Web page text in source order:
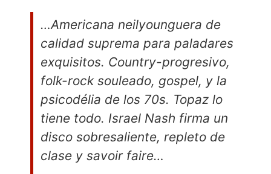
…Americana neilyounguera de
calidad suprema para paladares
exquisitos. Country-progresivo,
folk-rock souleado, gospel, y la
psicodélia de los 70s. Topaz lo
tiene todo. Israel Nash firma un
disco sobresaliente, repleto de
clase y savoir faire…